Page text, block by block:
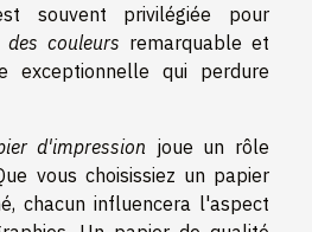
souvent privilégiée pour
des couleurs remarquable et
exceptionnelle qui perdure
d'impression joue un rôle
vous choisissiez un papier
chacun influencera l'aspect